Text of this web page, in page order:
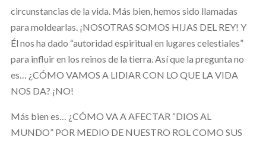
circunstancias de la vida. Más bien, hemos sido llamadas
para moldearlas. ¡NOSOTRAS SOMOS HIJAS DEL REY! Y
Él nos ha dado “autoridad espiritual en lugares celestiales”
para influir en los reinos de la tierra. Así que la pregunta no
es… ¿CÓMO VAMOS A LIDIAR CON LO QUE LA VIDA
NOS DA? ¡NO!
Más bien es… ¿CÓMO VA A AFECTAR “DIOS AL
MUNDO” POR MEDIO DE NUESTRO ROL COMO SUS